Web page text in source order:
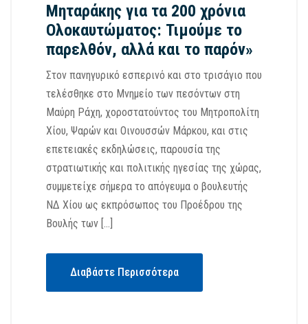
Μηταράκης για τα 200 χρόνια
Ολοκαυτώματος: Τιμούμε το
παρελθόν, αλλά και το παρόν»
Στον πανηγυρικό εσπερινό και στο τρισάγιο που
τελέσθηκε στο Μνημείο των πεσόντων στη
Μαύρη Ράχη, χοροστατούντος του Μητροπολίτη
Χίου, Ψαρών και Οινουσσών Μάρκου, και στις
επετειακές εκδηλώσεις, παρουσία της
στρατιωτικής και πολιτικής ηγεσίας της χώρας,
συμμετείχε σήμερα το απόγευμα ο βουλευτής
ΝΔ Χίου ως εκπρόσωπος του Προέδρου της
Βουλής των […]
Διαβάστε Περισσότερα